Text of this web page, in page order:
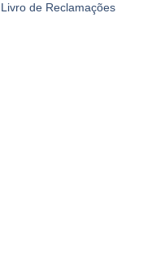
Livro de Reclamações